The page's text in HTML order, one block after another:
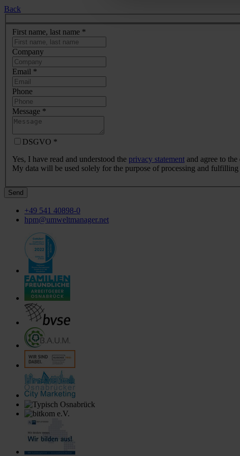
Back
First name, last name *
Company
Email *
Phone
Message *
DSGVO *
Yes, I have read and understood the privacy statement and agree to
My data will be used solely for the purpose of processing and
Send
+49 541 40898-0
hpm@umweltmanager.net